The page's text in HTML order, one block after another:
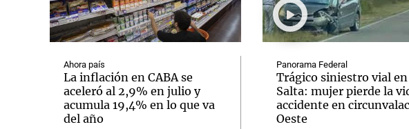
Ahora país
La inflación en CABA se
aceleró al 2,9% en julio y
acumula 19,4% en lo que va
del año
Panorama Federal
Trágico siniestro vial en
Salta: mujer pierde la
accidente en
Oeste